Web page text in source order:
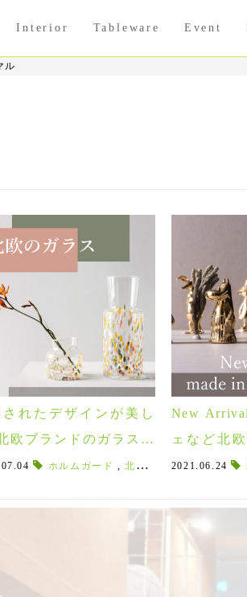
Interior Tableware Event
ル
されたデザインが美し
欧ブランドのガラス食
ラワーベース特集！
ホルムガード ,北欧フラワーベース ,
New
ェなど北
くぞく入荷
2021.06.24